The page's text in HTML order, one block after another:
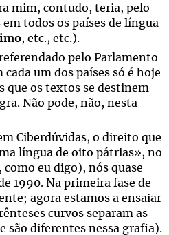
mim, contudo, teria, pelo
todos os países de língua
, etc., etc.).
pelo Parlamento
um dos países só é hoje
que os textos se destinem
Não pode, não, nesta
Ciberdúvidas, o direito que
língua de oito pátrias», no
eu digo), nós quase
1990. Na primeira fase de
agora estamos a ensaiar
curvos separam as
são diferentes nessa grafia).